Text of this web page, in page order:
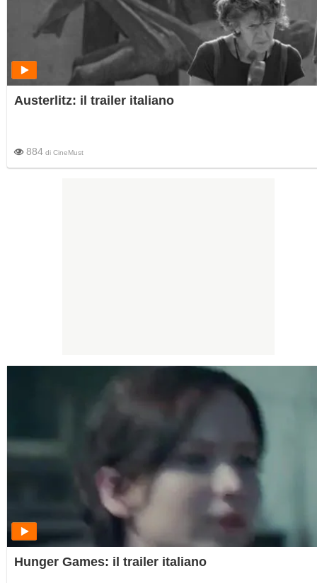
Austerlitz: il trailer italiano
884 di CineMust
Hunger Games: il trailer italiano